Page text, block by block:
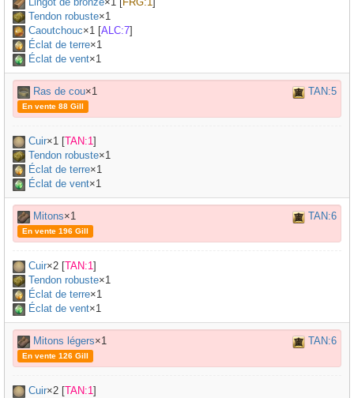
Tendon robuste×1
Caoutchouc×1 [ALC:7]
Éclat de terre×1
Éclat de vent×1
Ras de cou×1 TAN:5
En vente 88 Gill
Cuir×1 [TAN:1]
Tendon robuste×1
Éclat de terre×1
Éclat de vent×1
Mitons×1 TAN:6
En vente 196 Gill
Cuir×2 [TAN:1]
Tendon robuste×1
Éclat de terre×1
Éclat de vent×1
Mitons légers×1 TAN:6
En vente 126 Gill
Cuir×2 [TAN:1]